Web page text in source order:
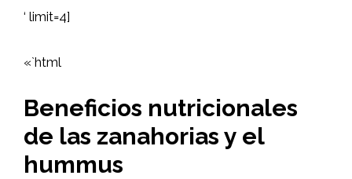
‘ limit=4]
«`html
Beneficios nutricionales
de las zanahorias y el
hummus